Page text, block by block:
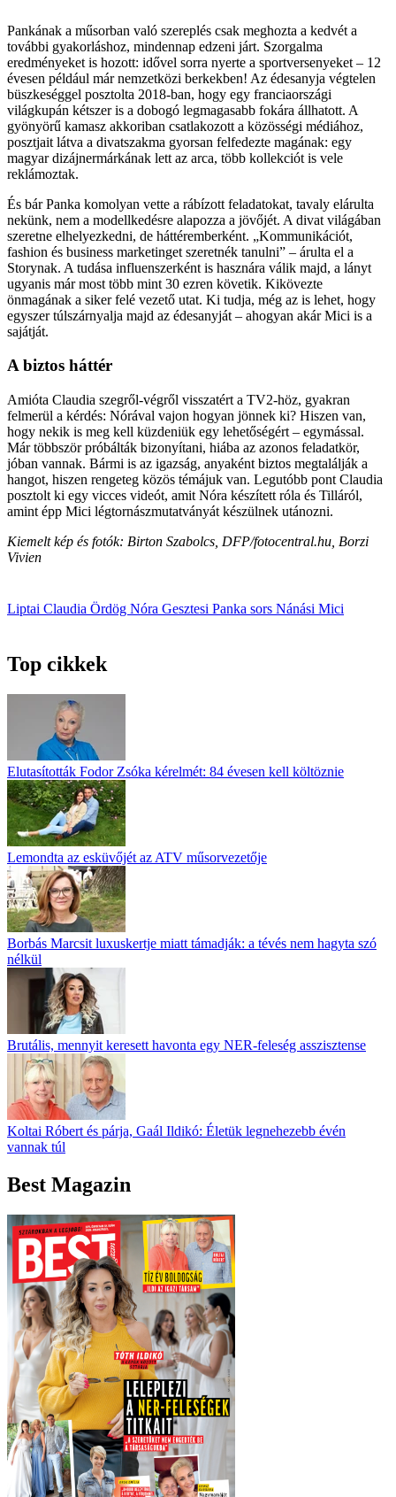
Pankának a műsorban való szereplés csak meghozta a kedvét a
további gyakorláshoz, mindennap edzeni járt. Szorgalma
eredményeket is hozott: idővel sorra nyerte a sportversenyeket – 12
évesen például már nemzetközi berkekben! Az édesanyja végtelen
büszkeséggel posztolta 2018-ban, hogy egy franciaországi
világkupán kétszer is a dobogó legmagasabb fokára állhatott. A
gyönyörű kamasz akkoriban csatlakozott a közösségi médiához,
posztjait látva a divatszakma gyorsan felfedezte magának: egy
magyar dizájnermárkának lett az arca, több kollekciót is vele
reklámoztak.
És bár Panka komolyan vette a rábízott feladatokat, tavaly elárulta
nekünk, nem a modellkedésre alapozza a jövőjét. A divat világában
szeretne elhelyezkedni, de háttéremberként. „Kommunikációt,
fashion és business marketinget szeretnék tanulni” – árulta el a
Storynak. A tudása in­fluenszerként is hasznára válik majd, a lányt
ugyanis már most több mint 30 ezren követik. Kikövezte
önmagának a siker felé vezető utat. Ki tudja, még az is lehet, hogy
egyszer túlszárnyalja majd az édesanyját – ahogyan akár Mici is a
sajátját.
A biztos háttér
Amióta Claudia szegről-végről visszatért a TV2-höz, gyakran
felmerül a kérdés: Nórával vajon hogyan jönnek ki? Hiszen van,
hogy nekik is meg kell küzdeniük egy lehetőségért – egymással.
Már többször próbálták bizonyítani, hiába az azonos feladatkör,
jóban vannak. Bármi is az igazság, anyaként biztos megtalálják a
hangot, hiszen rengeteg közös témájuk van. Legutóbb pont Claudia
posztolt ki egy vicces videót, amit Nóra készített róla és Tilláról,
amint épp Mici légtornászmutatványát készülnek utánozni.
Kiemelt kép és fotók: Birton Szabolcs, DFP/fotocentral.hu, Borzi
Vivien
Liptai Claudia Ördög Nóra Gesztesi Panka sors Nánási Mici
Top cikkek
Elutasították Fodor Zsóka kérelmét: 84 évesen kell költöznie
Lemondta az esküvőjét az ATV műsorvezetője
Borbás Marcsit luxuskertje miatt támadják: a tévés nem hagyta szó
nélkül
Brutális, mennyit keresett havonta egy NER-feleség asszisztense
Koltai Róbert és párja, Gaál Ildikó: Életük legnehezebb évén
vannak túl
Best Magazin